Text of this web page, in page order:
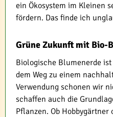
ein Ökosystem im Kleinen
fördern. Das finde ich
Grüne Zukunft mit Bio-
Biologische Blumenerde
dem Weg zu einem
Verwendung schonen wir
schaffen auch die
Pflanzen. Ob